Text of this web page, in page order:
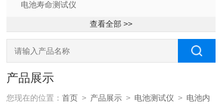
电池寿命测试仪
查看全部 >>
产品展示
您现在的位置：首页 > 产品展示 > 电池测试仪 > 电池内